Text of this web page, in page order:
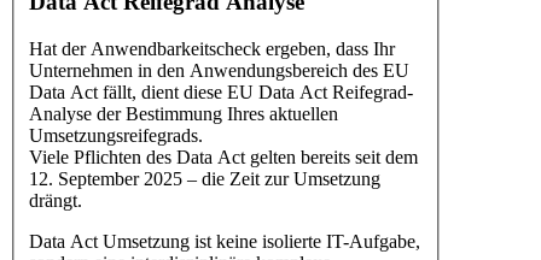
Hat der Anwendbarkeitscheck ergeben, dass Ihr
Unternehmen in den Anwendungsbereich des EU
Data Act fällt, dient diese EU Data Act Reifegrad-
Analyse der Bestimmung Ihres aktuellen
Umsetzungsreifegrads.
Viele Pflichten des Data Act gelten bereits seit dem
12. September 2025 – die Zeit zur Umsetzung
drängt.
Data Act Umsetzung ist keine isolierte IT-Aufgabe,